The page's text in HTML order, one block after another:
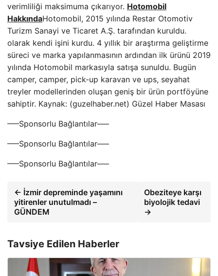
verimliliği maksimuma çıkarıyor. Hotomobil
HakkındaHotomobil, 2015 yılında Restar Otomotiv
Turizm Sanayi ve Ticaret A.Ş. tarafından kuruldu.
olarak kendi işini kurdu. 4 yıllık bir araştırma geliştirme
süreci ve marka yapılanmasının ardından ilk ürünü 2019
yılında Hotomobil markasıyla satışa sunuldu. Bugün
camper, camper, pick-up karavan ve ups, seyahat
treyler modellerinden oluşan geniş bir ürün portföyüne
sahiptir. Kaynak: (guzelhaber.net) Güzel Haber Masası
—–Sponsorlu Bağlantılar—–
—–Sponsorlu Bağlantılar—–
—–Sponsorlu Bağlantılar—–
← İzmir depreminde yaşamını
yitirenler unutulmadı –
GÜNDEM
Obeziteye karşı
biyolojik tedavi
→
Tavsiye Edilen Haberler